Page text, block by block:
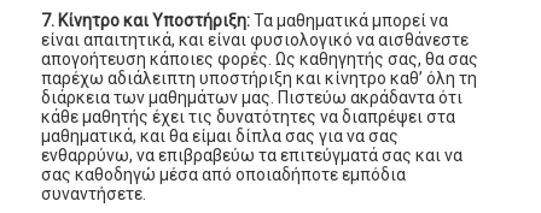
7. Κίνητρο και Υποστήριξη:Τα μαθηματικά μπορεί να
είναι απαιτητικά, και είναι φυσιολογικό να αισθάνεστε
απογοήτευση κάποιες φορές. Ως καθηγητής σας, θα σας
παρέχω αδιάλειπτη υποστήριξη και κίνητρο καθ’ όλη τη
διάρκεια των μαθημάτων μας. Πιστεύω ακράδαντα ότι
κάθε μαθητής έχει τις δυνατότητες να διαπρέψει στα
μαθηματικά, και θα είμαι δίπλα σας για να σας
ενθαρρύνω, να επιβραβεύω τα επιτεύγματά σας και να
σας καθοδηγώ μέσα από οποιαδήποτε εμπόδια
συναντήσετε.